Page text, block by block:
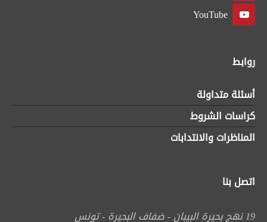
YouTube
روابط
أسئلة متداولة
كراسات الشروط
المناظرات والانتدابات
اتصل بنا
19 نهج بحيرة البيبان - ضفاف البحيرة - تونس